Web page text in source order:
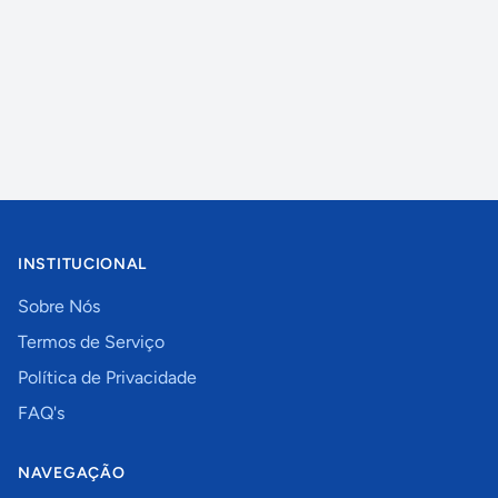
INSTITUCIONAL
Sobre Nós
Termos de Serviço
Política de Privacidade
FAQ's
NAVEGAÇÃO